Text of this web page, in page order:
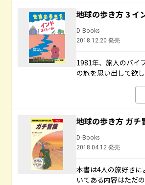
地球の歩き方 3 イ
D-Books
2018.12.20 発売
1981年、旅人のバイ
の旅を思い出して欲し
地球の歩き方 ガチ
D-Books
2018.04.12 発売
本書は4人の旅好きに
いてある内容はただの